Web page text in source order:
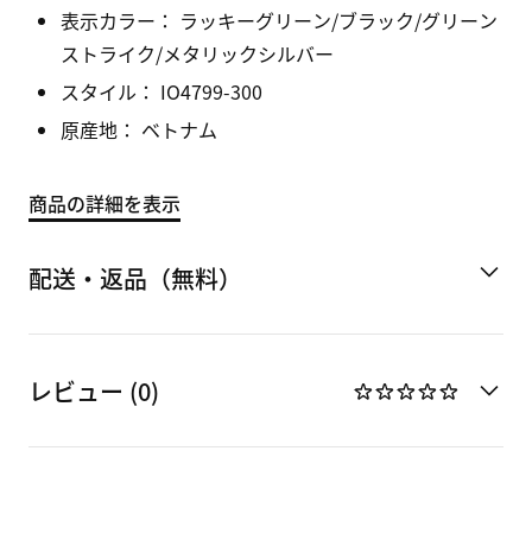
表示カラー： ラッキーグリーン/ブラック/グリーン
ストライク/メタリックシルバー
スタイル： IO4799-300
原産地： ベトナム
商品の詳細を表示
配送・返品（無料）
レビュー (0)